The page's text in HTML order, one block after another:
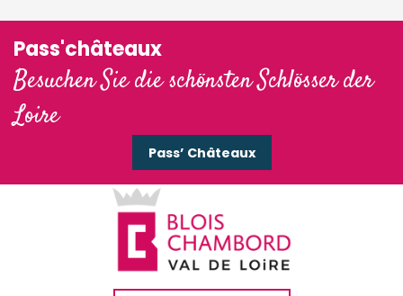
Pass'châteaux
Besuchen Sie die schönsten Schlösser der
Loire
Pass’ Châteaux